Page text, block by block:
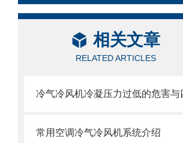
相关文章
RELATED ARTICLES
常用空调冷气冷风机系统介绍